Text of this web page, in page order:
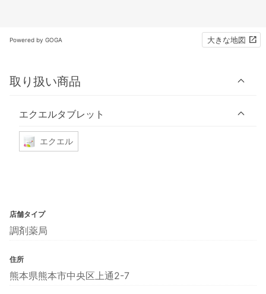
Powered by GOGA 大きな地図
取り扱い商品
エクエルタブレット
エクエル
店舗タイプ
調剤薬局
住所
熊本県熊本市中央区上通2-7